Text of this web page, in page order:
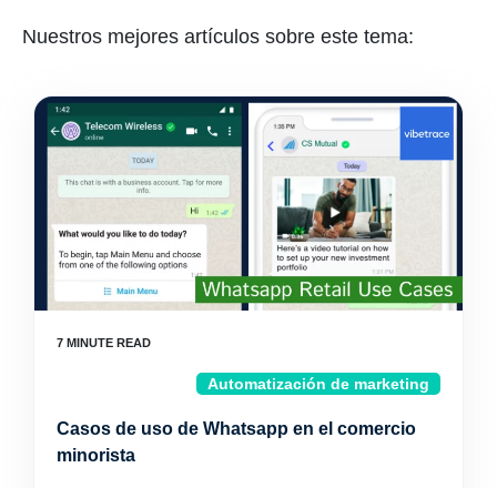
Nuestros mejores artículos sobre este tema:
Automatización de marketing
Casos de uso de Whatsapp en el comercio
minorista